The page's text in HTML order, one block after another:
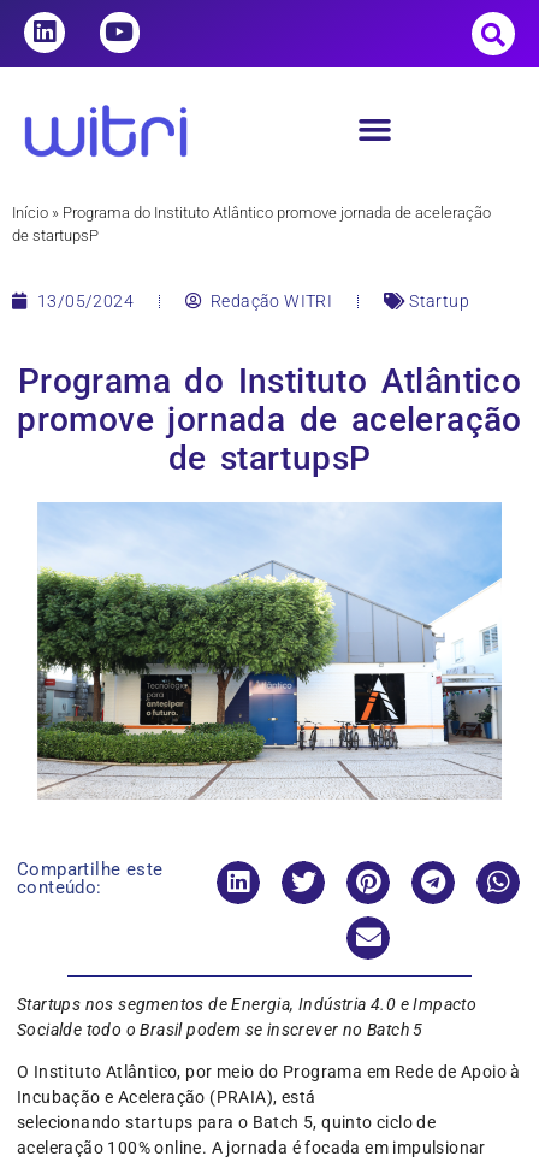
Início » Programa do Instituto Atlântico promove jornada de aceleração
de startupsP
13/05/2024 Redação WITRI Startup
Programa do Instituto Atlântico
promove jornada de aceleração
de startupsP
Compartilhe este
conteúdo:
Startups nos segmentos de Energia, Indústria 4.0 e Impacto
Socialde todo o Brasil podem se inscrever no Batch 5
O Instituto Atlântico, por meio do Programa em Rede de Apoio à
Incubação e Aceleração (PRAIA), está
selecionando startups para o Batch 5, quinto ciclo de
aceleração 100% online. A jornada é focada em impulsionar